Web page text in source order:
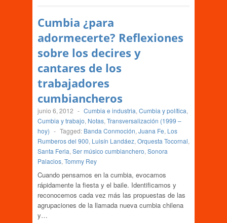
Cumbia ¿para
adormecerte? Reflexiones
sobre los decires y
cantares de los
trabajadores
cumbiancheros
junio 6, 2012 - Cumbia e industria, Cumbia y política,
Cumbia y trabajo, Notas, Transversalización (1999 –
hoy) - Tagged: Banda Conmoción, Juana Fe, Los
Rumberos del 900, Luisín Landáez, Orquesta Tocornal,
Santa Feria, Ser músico cumbianchero, Sonora
Palacios, Tommy Rey
Cuando pensamos en la cumbia, evocamos
rápidamente la fiesta y el baile. Identificamos y
reconocemos cada vez más las propuestas de las
agrupaciones de la llamada nueva cumbia chilena
y…